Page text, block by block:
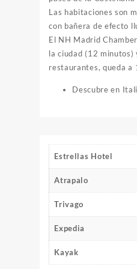
Las habitaciones son
con bañera de efecto
El NH Madrid
la ciudad (12 minutos)
restaurantes, queda a
Descubre en
Estrellas Hotel
Atrapalo
Trivago
Expedia
Kayak